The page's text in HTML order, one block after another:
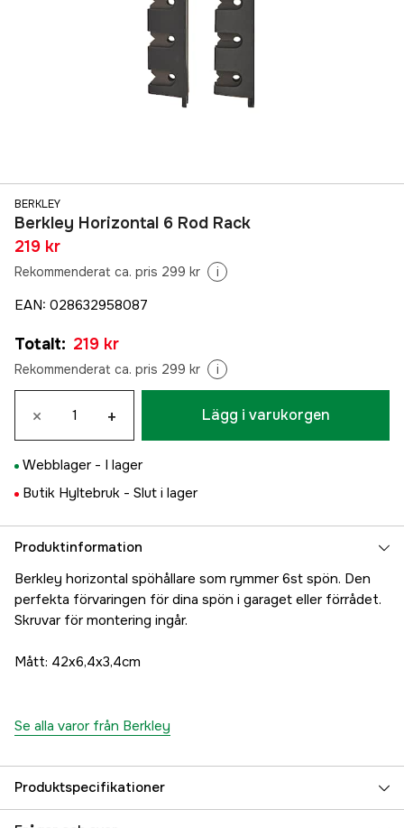
BERKLEY
Berkley Horizontal 6 Rod Rack
219 kr
Rekommenderat ca. pris 299 kr i
EAN: 028632958087
Totalt: 219 kr
Rekommenderat ca. pris 299 kr i
× + Lägg i varukorgen
Webblager - I lager
Butik Hyltebruk - Slut i lager
Produktinformation
Berkley horizontal spöhållare som rymmer 6st spön. Den
perfekta förvaringen för dina spön i garaget eller förrådet.
Skruvar för montering ingår.
Mått: 42x6,4x3,4cm
Se alla varor från Berkley
Produktspecifikationer